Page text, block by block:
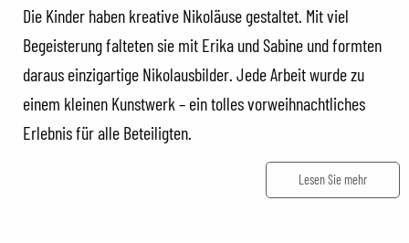
Die Kinder haben kreative Nikoläuse gestaltet. Mit viel
Begeisterung falteten sie mit Erika und Sabine und formten
daraus einzigartige Nikolausbilder. Jede Arbeit wurde zu
einem kleinen Kunstwerk – ein tolles vorweihnachtliches
Erlebnis für alle Beteiligten.
Lesen Sie mehr